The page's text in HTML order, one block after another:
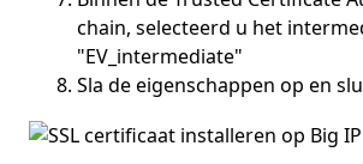
chain, selecteerd u het
"EV_intermediate"
Sla de eigenschappen op en